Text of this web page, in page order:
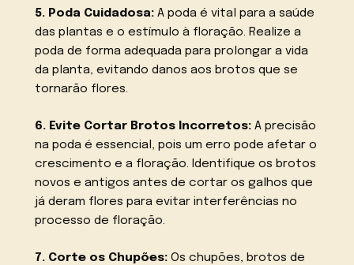
5. Poda Cuidadosa: A poda é vital para a saúde
das plantas e o estímulo à floração. Realize a
poda de forma adequada para prolongar a vida
da planta, evitando danos aos brotos que se
tornarão flores.
6. Evite Cortar Brotos Incorretos: A precisão
na poda é essencial, pois um erro pode afetar o
crescimento e a floração. Identifique os brotos
novos e antigos antes de cortar os galhos que
já deram flores para evitar interferências no
processo de floração.
7. Corte os Chupões: Os chupões, brotos de